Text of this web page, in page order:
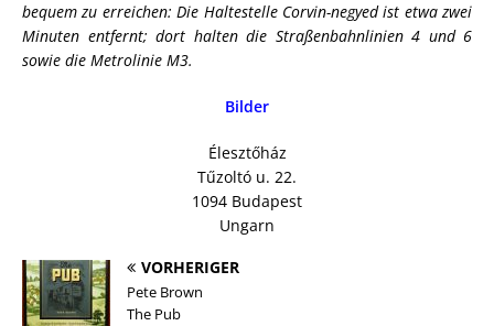
bequem zu erreichen: Die Haltestelle Corvin-negyed ist etwa zwei
Minuten entfernt; dort halten die Straßenbahnlinien 4 und 6
sowie die Metrolinie M3.
Bilder
Élesztőház
Tűzoltó u. 22.
1094 Budapest
Ungarn
VORHERIGER
Pete Brown
The Pub